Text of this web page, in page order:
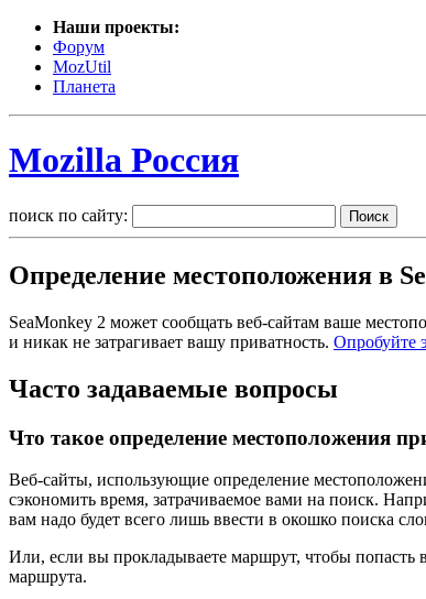
Наши проекты:
Форум
MozUtil
Планета
Mozilla Россия
поиск по сайту:
Определение местоположения в
SeaMonkey 2 может сообщать веб-сайтам ваше
и никак не затрагивает вашу приватность. Опробуйте
Часто задаваемые вопросы
Что такое определение местоположения
Веб-сайты, использующие определение
сэкономить время, затрачиваемое вами на поиск.
вам надо будет всего лишь ввести в окошко поиска
Или, если вы прокладываете маршрут, чтобы попасть
маршрута.